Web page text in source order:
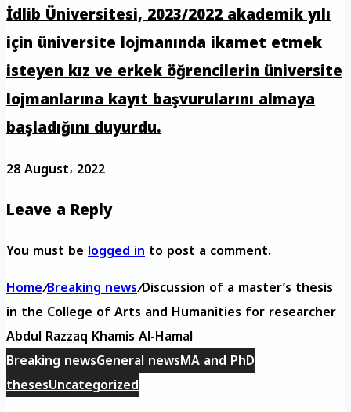
İdlib Üniversitesi, 2023/2022 akademik yılı
için üniversite lojmanında ikamet etmek
isteyen kız ve erkek öğrencilerin üniversite
lojmanlarına kayıt başvurularını almaya
başladığını duyurdu.
28 August، 2022
Leave a Reply
You must belogged into post a comment.
Home/Breaking news/Discussion of a master’s thesis
in the College of Arts and Humanities for researcher
Abdul Razzaq Khamis Al-Hamal
Breaking newsGeneral newsMA and PhD
thesesUncategorized